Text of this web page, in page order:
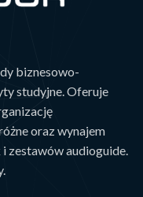
biznesowo-
studyjne. Oferuje
oraz wynajem
zestawów audioguide.